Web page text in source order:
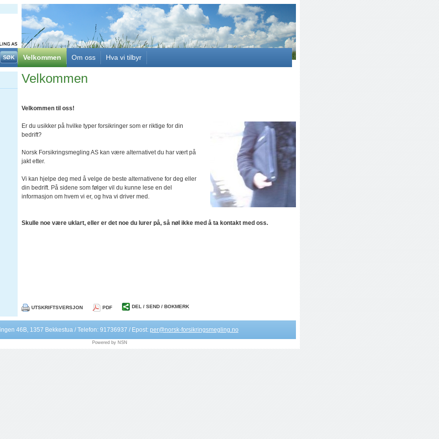
Velkommen Om oss Hva vi tilbyr
Velkommen
Velkommen til oss!
Er du usikker på hvilke typer forsikringer som er riktige for din
bedrift?
Norsk Forsikringsmegling AS kan være alternativet du har vært på
jakt etter.
Vi kan hjelpe deg med å velge de beste alternativene for deg eller
din bedrift. På sidene som følger vil du kunne lese en del
informasjon om hvem vi er, og hva vi driver med.
Skulle noe være uklart, eller er det noe du lurer på, så nøl ikke med å ta kontakt med oss.
UTSKRIFTSVERSJON PDF DEL / SEND / BOKMERK
46B, 1357 Bekkestua / Telefon: 91736937 / Epost: per@norsk-forsikringsmegling.no
Powered by NSN